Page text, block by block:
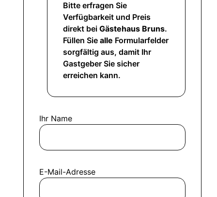
Bitte erfragen Sie
Verfügbarkeit und Preis
direkt bei Gästehaus Bruns.
Füllen Sie alle Formularfelder
sorgfältig aus, damit Ihr
Gastgeber Sie sicher
erreichen kann.
Ihr Name
E-Mail-Adresse